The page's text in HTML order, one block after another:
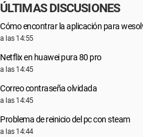
ÚLTIMAS DISCUSIONES
Cómo encontrar la aplicación para
a las 14:55
Netflix en huawei pura 80 pro
a las 14:45
Correo contraseña olvidada
a las 14:45
Problema de reinicio del pc con steam
a las 14:44